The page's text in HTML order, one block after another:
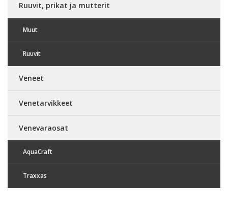
Ruuvit, prikat ja mutterit
Muut
Ruuvit
Veneet
Venetarvikkeet
Venevaraosat
AquaCraft
Traxxas